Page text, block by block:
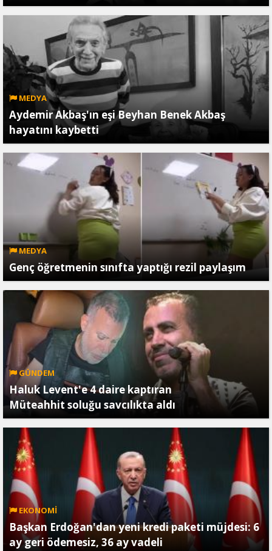
MEDYA
Aydemir Akbaş'ın eşi Beyhan Benek Akbaş
hayatını kaybetti
MEDYA
Genç öğretmenin sınıfta yaptığı rezil paylaşım
GÜNDEM
Haluk Levent'e 4 daire kaptıran
Müteahhit soluğu savcılıkta aldı
EKONOMİ
Başkan Erdoğan'dan yeni kredi paketi müjdesi: 6
ay geri ödemesiz, 36 ay vadeli